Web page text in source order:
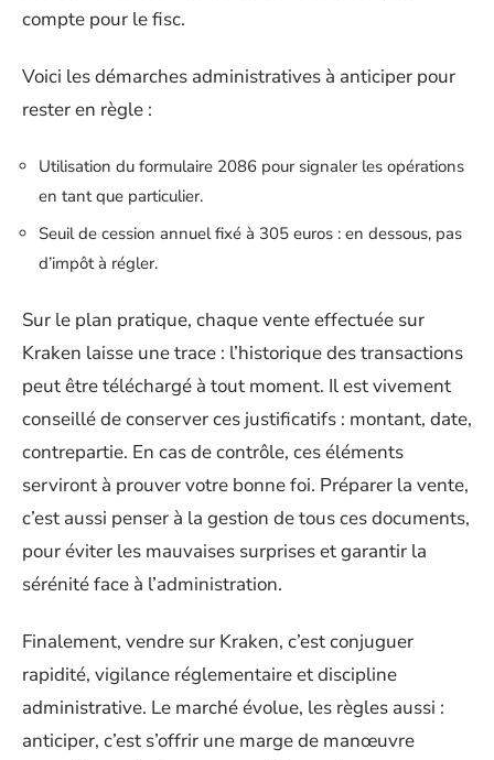
compte pour le fisc.
Voici les démarches administratives à anticiper pour
rester en règle :
Utilisation du formulaire 2086 pour signaler les opérations
en tant que particulier.
Seuil de cession annuel fixé à 305 euros : en dessous, pas
d’impôt à régler.
Sur le plan pratique, chaque vente effectuée sur
Kraken laisse une trace : l’historique des transactions
peut être téléchargé à tout moment. Il est vivement
conseillé de conserver ces justificatifs : montant, date,
contrepartie. En cas de contrôle, ces éléments
serviront à prouver votre bonne foi. Préparer la vente,
c’est aussi penser à la gestion de tous ces documents,
pour éviter les mauvaises surprises et garantir la
sérénité face à l’administration.
Finalement, vendre sur Kraken, c’est conjuguer
rapidité, vigilance réglementaire et discipline
administrative. Le marché évolue, les règles aussi :
anticiper, c’est s’offrir une marge de manœuvre